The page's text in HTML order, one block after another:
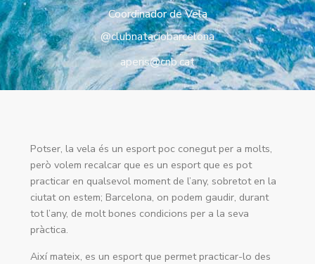
Coordinador de Vela
@clubnataciobarcelona
aperis@cnb.cat
Potser, la vela és un esport poc conegut per a molts,
però volem recalcar que es un esport que es pot
practicar en qualsevol moment de l’any, sobretot en la
ciutat on estem; Barcelona, on podem gaudir, durant
tot l’any, de molt bones condicions per a la seva
pràctica.
Així mateix, es un esport que permet practicar-lo des